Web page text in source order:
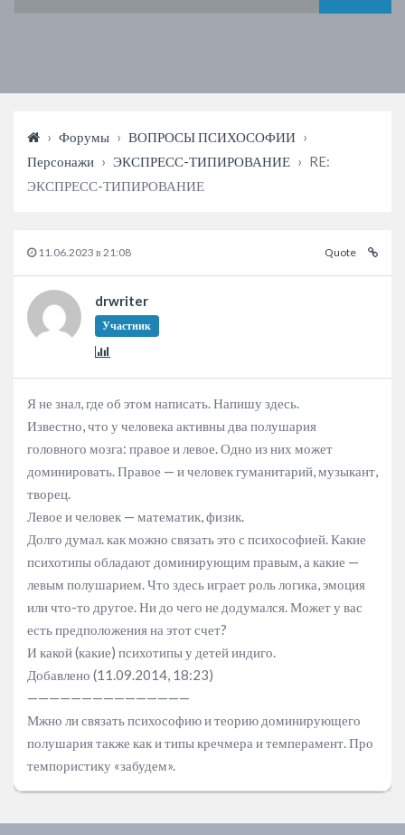
› Форумы › ВОПРОСЫ ПСИХОСОФИИ ›
Персонажи › ЭКСПРЕСС-ТИПИРОВАНИЕ › RE:
ЭКСПРЕСС-ТИПИРОВАНИЕ
11.06.2023 в 21:08 Quote
drwriter
Участник
Я не знал, где об этом написать. Напишу здесь.
Известно, что у человека активны два полушария
головного мозга: правое и левое. Одно из них может
доминировать. Правое — и человек гуманитарий, музыкант,
творец.
Левое и человек — математик, физик.
Долго думал. как можно связать это с психософией. Какие
психотипы обладают доминирующим правым, а какие —
левым полушарием. Что здесь играет роль логика, эмоция
или что-то другое. Ни до чего не додумался. Может у вас
есть предположения на этот счет?
И какой (какие) психотипы у детей индиго.
Добавлено (11.09.2014, 18:23)
———————————————
Мжно ли связать психософию и теорию доминирующего
полушария также как и типы кречмера и темперамент. Про
темпористику «забудем».